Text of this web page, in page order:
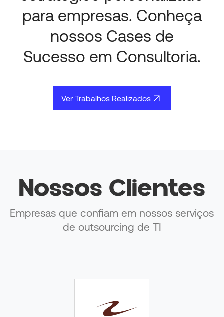
para empresas. Conheça
nossos Cases de
Sucesso em Consultoria.
Ver Trabalhos Realizados
Nossos Clientes
Empresas que confiam em nossos serviços
de outsourcing de TI